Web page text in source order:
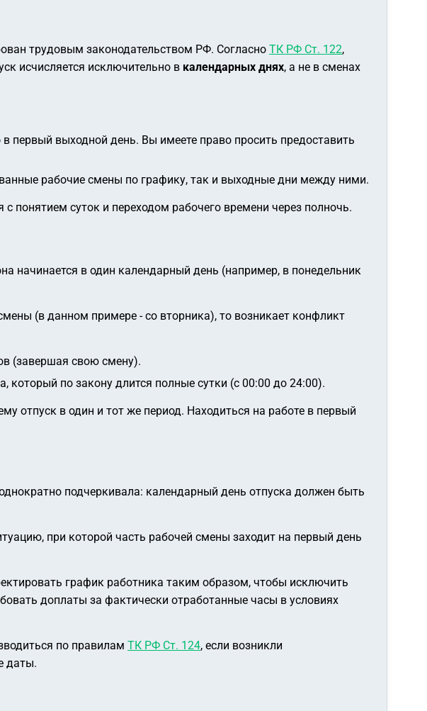
трудовым законодательством РФ. Согласно ТК РФ Ст. 122,
исчисляется исключительно в календарных днях, а не в сменах
первый выходной день. Вы имеете право просить предоставить
рабочие смены по графику, так и выходные дни между ними.
понятием суток и переходом рабочего времени через полночь.
начинается в один календарный день (например, в понедельник
(в данном примере - со вторника), то возникает конфликт
(завершая свою смену).
по закону длится полные сутки (с 00:00 до 24:00).
отпуск в один и тот же период. Находиться на работе в первый
подчеркивала: календарный день отпуска должен быть
при которой часть рабочей смены заходит на первый день
график работника таким образом, чтобы исключить
доплаты за фактически отработанные часы в условиях
по правилам ТК РФ Ст. 124, если возникли
даты.